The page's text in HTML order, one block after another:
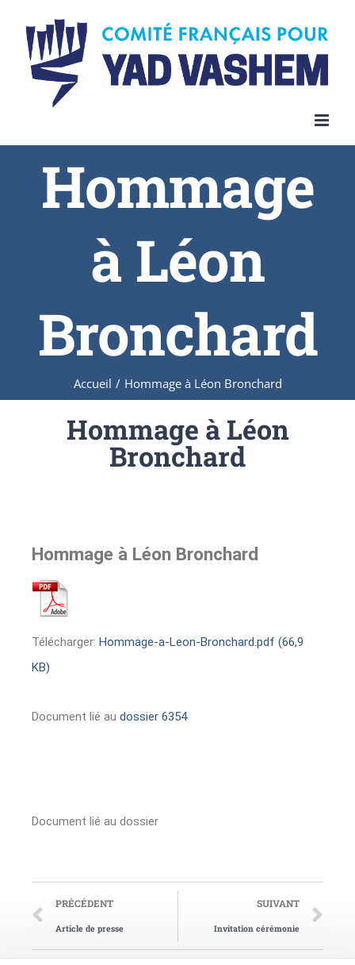
Hommage
à Léon
Bronchard
Accueil / Hommage à Léon Bronchard
Hommage à Léon
Bronchard
Hommage à Léon Bronchard
Télécharger: Hommage-a-Leon-Bronchard.pdf (66,9
KB)
Document lié au dossier 6354
Document lié au dossier
PRÉCÉDENT
Article de presse
SUIVANT
Invitation cérémonie